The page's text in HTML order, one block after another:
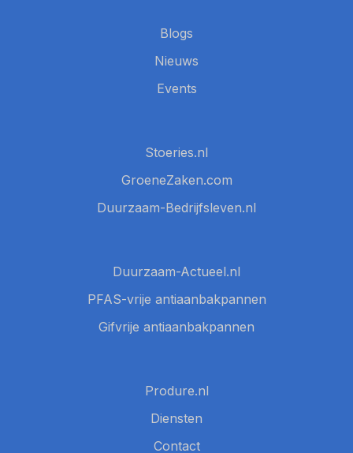
Blogs
Nieuws
Events
Stoeries.nl
GroeneZaken.com
Duurzaam-Bedrijfsleven.nl
Duurzaam-Actueel.nl
PFAS-vrije antiaanbakpannen
Gifvrije antiaanbakpannen
Produre.nl
Diensten
Contact